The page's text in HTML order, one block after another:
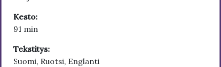
Kesto:
91 min
Tekstitys:
Suomi, Ruotsi, Englanti